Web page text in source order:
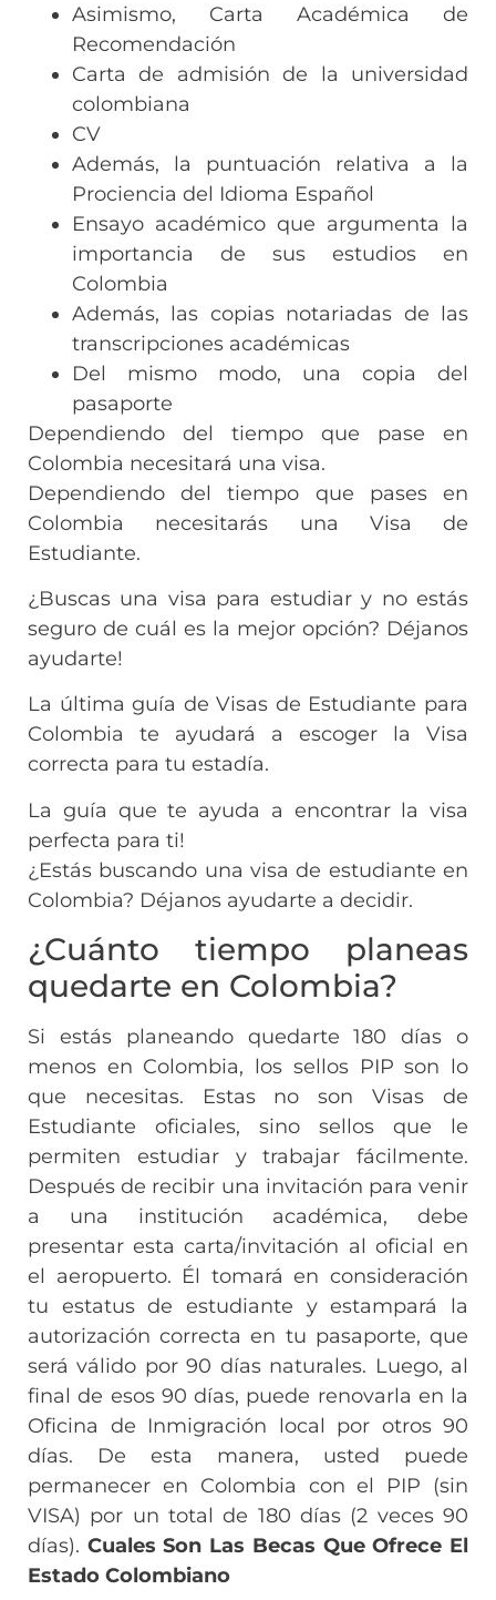
Asimismo, Carta Académica de
Recomendación
Carta de admisión de la universidad
colombiana
CV
Además, la puntuación relativa a la
Prociencia del Idioma Español
Ensayo académico que argumenta la
importancia de sus estudios en
Colombia
Además, las copias notariadas de las
transcripciones académicas
Del mismo modo, una copia del
pasaporte
Dependiendo del tiempo que pase en
Colombia necesitará una visa.
Dependiendo del tiempo que pases en
Colombia necesitarás una Visa de
Estudiante.
¿Buscas una visa para estudiar y no estás
seguro de cuál es la mejor opción? Déjanos
ayudarte!
La última guía de Visas de Estudiante para
Colombia te ayudará a escoger la Visa
correcta para tu estadía.
La guía que te ayuda a encontrar la visa
perfecta para ti!
¿Estás buscando una visa de estudiante en
Colombia? Déjanos ayudarte a decidir.
¿Cuánto tiempo planeas
quedarte en Colombia?
Si estás planeando quedarte 180 días o
menos en Colombia, los sellos PIP son lo
que necesitas. Estas no son Visas de
Estudiante oficiales, sino sellos que le
permiten estudiar y trabajar fácilmente.
Después de recibir una invitación para venir
a una institución académica, debe
presentar esta carta/invitación al oficial en
el aeropuerto. Él tomará en consideración
tu estatus de estudiante y estampará la
autorización correcta en tu pasaporte, que
será válido por 90 días naturales. Luego, al
final de esos 90 días, puede renovarla en la
Oficina de Inmigración local por otros 90
días. De esta manera, usted puede
permanecer en Colombia con el PIP (sin
VISA) por un total de 180 días (2 veces 90
días). Cuales Son Las Becas Que Ofrece El
Estado Colombiano